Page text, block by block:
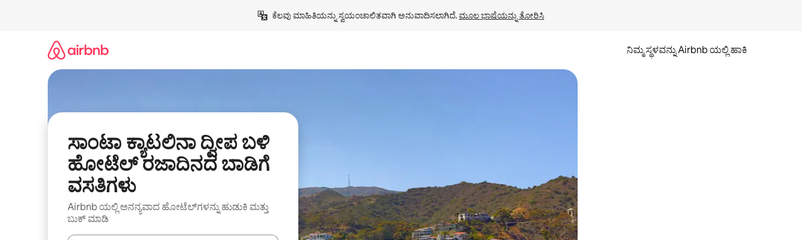
ಕೆಲವು ಮಾಹಿತಿಯನ್ನು ಸ್ವಯಂಚಾಲಿತವಾಗಿ ಅನುವಾದಿಸಲಾಗಿದೆ. ಮೂಲ ಭಾಷೆಯನ್ನು ತೋರಿಸಿ
ನಿಮ್ಮ ಸ್ಥಳವನ್ನು Airbnb ಯಲ್ಲಿ ಹಾಕಿ
ಸಾಂಟಾ ಕ್ಯಾಟಲಿನಾ ದ್ವೀಪ ಬಳಿ
ಹೋಟೆಲ್ ರಜಾದಿನದ ಬಾಡಿಗೆ
ವಸತಿಗಳು
Airbnb ಯಲ್ಲಿ ಅನನ್ಯವಾದ ಹೋಟೆಲ್‌ಗಳನ್ನು ಹುಡುಕಿ ಮತ್ತು
ಬುಕ್ ಮಾಡಿ